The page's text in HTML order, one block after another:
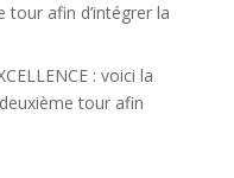
afin d’intégrer la
: voici la
tour afin